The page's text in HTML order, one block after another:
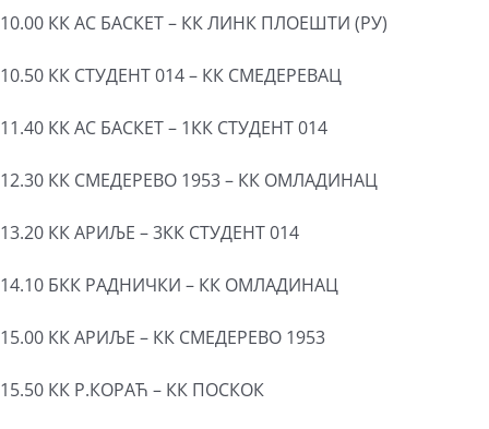
10.00 КК АС БАСКЕТ – КК ЛИНК ПЛОЕШТИ (РУ)
10.50 КК СТУДЕНТ 014 – КК СМЕДЕРЕВАЦ
11.40 КК АС БАСКЕТ – 1КК СТУДЕНТ 014
12.30 КК СМЕДЕРЕВО 1953 – КК ОМЛАДИНАЦ
13.20 КК АРИЉЕ – 3КК СТУДЕНТ 014
14.10 БКК РАДНИЧКИ – КК ОМЛАДИНАЦ
15.00 КК АРИЉЕ – КК СМЕДЕРЕВО 1953
15.50 КК Р.КОРАЋ – КК ПОСКОК